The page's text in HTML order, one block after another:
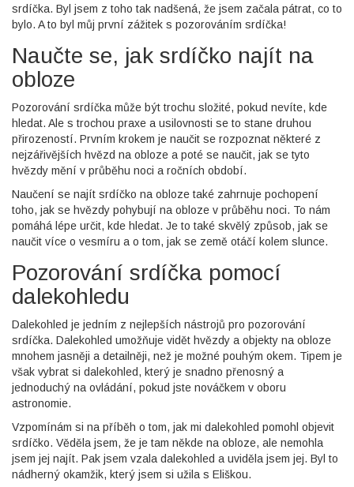
srdíčka. Byl jsem z toho tak nadšená, že jsem začala pátrat, co to
bylo. A to byl můj první zážitek s pozorováním srdíčka!
Naučte se, jak srdíčko najít na
obloze
Pozorování srdíčka může být trochu složité, pokud nevíte, kde
hledat. Ale s trochou praxe a usilovnosti se to stane druhou
přirozeností. Prvním krokem je naučit se rozpoznat některé z
nejzářivějších hvězd na obloze a poté se naučit, jak se tyto
hvězdy mění v průběhu noci a ročních období.
Naučení se najít srdíčko na obloze také zahrnuje pochopení
toho, jak se hvězdy pohybují na obloze v průběhu noci. To nám
pomáhá lépe určit, kde hledat. Je to také skvělý způsob, jak se
naučit více o vesmíru a o tom, jak se země otáčí kolem slunce.
Pozorování srdíčka pomocí
dalekohledu
Dalekohled je jedním z nejlepších nástrojů pro pozorování
srdíčka. Dalekohled umožňuje vidět hvězdy a objekty na obloze
mnohem jasněji a detailněji, než je možné pouhým okem. Tipem je
však vybrat si dalekohled, který je snadno přenosný a
jednoduchý na ovládání, pokud jste nováčkem v oboru
astronomie.
Vzpomínám si na příběh o tom, jak mi dalekohled pomohl objevit
srdíčko. Věděla jsem, že je tam někde na obloze, ale nemohla
jsem jej najít. Pak jsem vzala dalekohled a uviděla jsem jej. Byl to
nádherný okamžik, který jsem si užila s Eliškou.